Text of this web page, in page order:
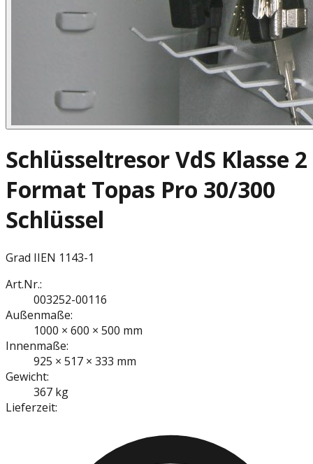
Schlüsseltresor VdS Klasse 2
Format Topas Pro 30/300
Schlüssel
Grad IIEN 1143-1
Art.Nr.:
003252-00116
Außenmaße:
1000 × 600 × 500 mm
Innenmaße:
925 × 517 × 333 mm
Gewicht:
367 kg
Lieferzeit: